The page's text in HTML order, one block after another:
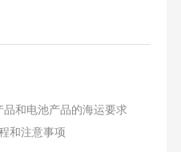
和电池产品的海运要求
和注意事项